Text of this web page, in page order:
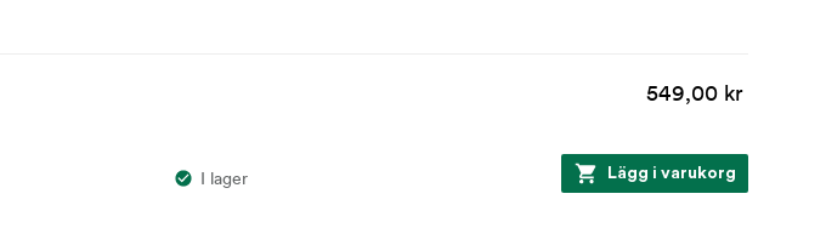
549,00 kr
I lager Lägg i varukorg